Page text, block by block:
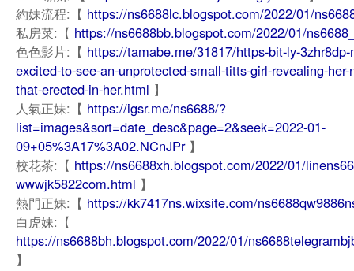
約妹流程:【 https://ns6688lc.blogspot.com/2022/01/
私房菜:【 https://ns6688bb.blogspot.com/2022/01/
色色影片:【 https://tamabe.me/31817/https-bit-ly-3zhr8dp-
excited-to-see-an-unprotected-small-titts-girl-revealing-her-
that-erected-in-her.html 】
人氣正妹:【 https://igsr.me/ns6688/?
list=images&sort=date_desc&page=2&seek=2022-01-
09+05%3A17%3A02.NCnJPr】
校花茶:【 https://ns6688xh.blogspot.com/2022/01/
wwwjk5822com.html 】
熱門正妹:【 https://kk7417ns.wixsite.com/
白虎妹:【
https://ns6688bh.blogspot.com/2022/01/
】